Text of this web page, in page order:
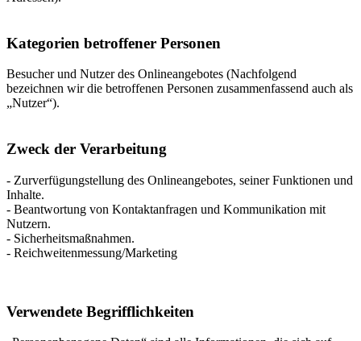
Kategorien betroffener Personen
Besucher und Nutzer des Onlineangebotes (Nachfolgend
bezeichnen wir die betroffenen Personen zusammenfassend auch als
„Nutzer“).
Zweck der Verarbeitung
- Zurverfügungstellung des Onlineangebotes, seiner Funktionen und
Inhalte.
- Beantwortung von Kontaktanfragen und Kommunikation mit
Nutzern.
- Sicherheitsmaßnahmen.
- Reichweitenmessung/Marketing
Verwendete Begrifflichkeiten